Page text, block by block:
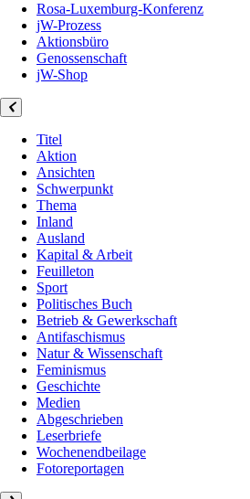
Rosa-Luxemburg-Konferenz
jW-Prozess
Aktionsbüro
Genossenschaft
jW-Shop
Titel
Aktion
Ansichten
Schwerpunkt
Thema
Inland
Ausland
Kapital & Arbeit
Feuilleton
Sport
Politisches Buch
Betrieb & Gewerkschaft
Antifaschismus
Natur & Wissenschaft
Feminismus
Geschichte
Medien
Abgeschrieben
Leserbriefe
Wochenendbeilage
Fotoreportagen